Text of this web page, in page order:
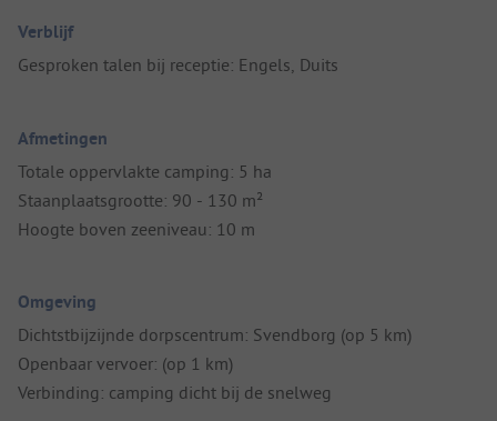
Verblijf
Gesproken talen bij receptie: Engels, Duits
Afmetingen
Totale oppervlakte camping: 5 ha
Staanplaatsgrootte: 90 - 130 m²
Hoogte boven zeeniveau: 10 m
Omgeving
Dichtstbijzijnde dorpscentrum: Svendborg (op 5 km)
Openbaar vervoer: (op 1 km)
Verbinding: camping dicht bij de snelweg